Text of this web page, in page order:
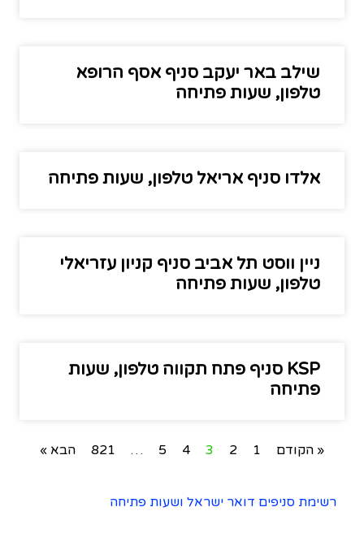
שילב באר יעקב סניף אסף הרופא
טלפון, שעות פתיחה
אלדו סניף אריאל טלפון, שעות פתיחה
ניין ווסט תל אביב סניף קניון עזריאלי
טלפון, שעות פתיחה
KSP סניף פתח תקווה טלפון, שעות
פתיחה
« הקודם 1
2
3
4
5
…
821 הבא »
רשימת סניפים דואר ישראל ושעות פתיחה